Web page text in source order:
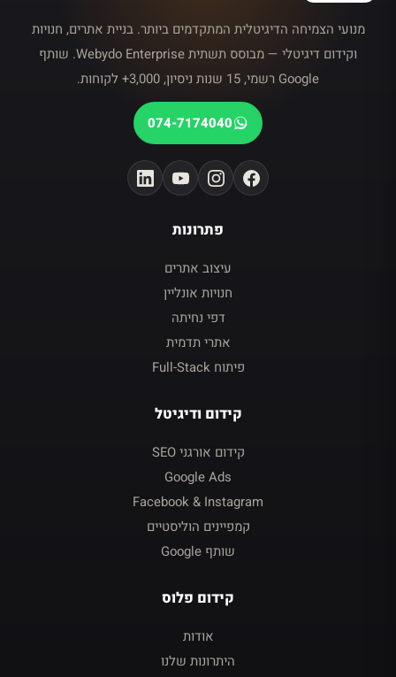
מנועי הצמיחה הדיגיטלית המתקדמים ביותר. בניית אתרים, חנויות
וקידום דיגיטלי — מבוסס תשתית Webydo Enterprise. שותף
Google רשמי, 15 שנות ניסיון, 3,000+ לקוחות.
074-7174040
פתרונות
עיצוב אתרים
חנויות אונליין
דפי נחיתה
אתרי תדמית
פיתוח Full-Stack
קידום ודיגיטל
קידום אורגני SEO
Google Ads
Facebook & Instagram
קמפיינים הוליסטיים
שותף Google
קידום פלוס
אודות
היתרונות שלנו